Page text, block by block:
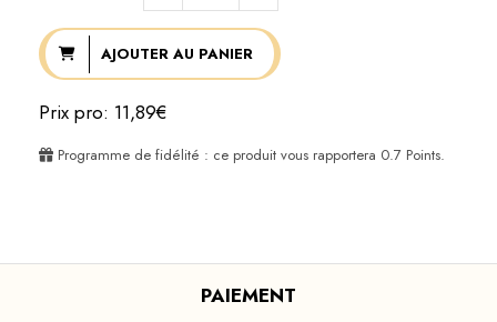
AJOUTER AU PANIER
Prix pro: 11,89€
Programme de fidélité : ce produit vous rapportera 0.7 Points.
PAIEMENT